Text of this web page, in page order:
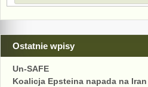
Ostatnie wpisy
Un-SAFE
Koalicja Epsteina napada na Iran